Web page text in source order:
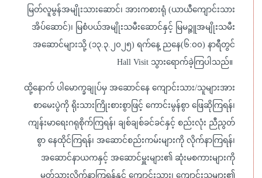
မြတ်လူမွန်အမျိုးသားဆောင်၊ အားကစားရုံ (ယာယီကျောင်းသား
အိပ်ဆောင်)၊ မြစံပယ်အမျိုးသမီးဆောင်နှင့် မြမဉ္ဇူအမျိုးသမီး
အဆောင်များသို့ (၁၃.၃.၂၀၂၅) ရက်နေ့ ညနေ(၆:၀၀) နာရီတွင်
Hall Visit သွားရောက်ခဲ့ကြပါသည်။
ထို့နောက် ပါမောက္ခချုပ်မှ အဆောင်နေ ကျောင်းသား/သူများအား
စာမေးပွဲကို ရိုးသားကြိုးစားစွာဖြင့် ကောင်းမွန်စွာ ဖြေဆိုကြရန်၊
ကျန်းမာရေးဂရုစိုက်ကြရန်၊ ချစ်ချစ်ခင်ခင်နှင့် စည်းလုံး ညီညွတ်
စွာ နေထိုင်ကြရန်၊ အဆောင်စည်းကမ်းများကို လိုက်နာကြရန်၊
အဆောင်နာယကနှင့် အဆောင်မှူးများ၏ ဆုံးမစကားများကို
မှတ်သားလိုက်နာကြရန်နှင့် ကျောင်းသား၊ ကျောင်းသူများ၏